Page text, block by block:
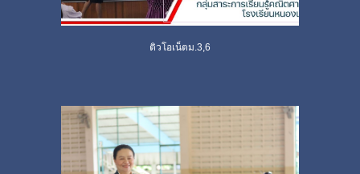
ติวโอเน็ตม.3,6